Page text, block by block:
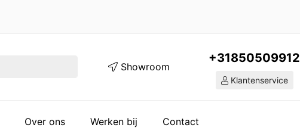
Showroom
+31850509912
Klantenservice
Over ons Werken bij Contact